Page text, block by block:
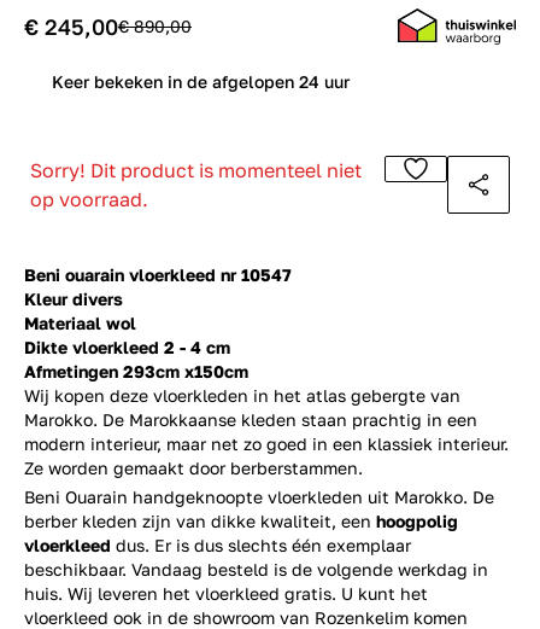
Beni ouarain vloerkleed nr 10547
Kleur divers
Materiaal wol
Dikte vloerkleed 2 - 4 cm
Afmetingen 293cm x150cm
Wij kopen deze vloerkleden in het atlas gebergte van
Marokko. De Marokkaanse kleden staan prachtig in een
modern interieur, maar net zo goed in een klassiek interieur.
Ze worden gemaakt door berberstammen.
€ 245,00€ 890,00
Keer bekeken in de afgelopen 24 uur
Sorry! Dit product is momenteel niet
op voorraad.
Beni Ouarain handgeknoopte vloerkleden uit Marokko. De
berber kleden zijn van dikke kwaliteit, een hoogpolig
vloerkleed dus. Er is dus slechts één exemplaar
beschikbaar. Vandaag besteld is de volgende werkdag in
huis. Wij leveren het vloerkleed gratis. U kunt het
vloerkleed ook in de showroom van Rozenkelim komen